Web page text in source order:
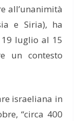
all’unanimità
e Siria), ha
luglio al 15
un contesto
israeliana in
“circa 400